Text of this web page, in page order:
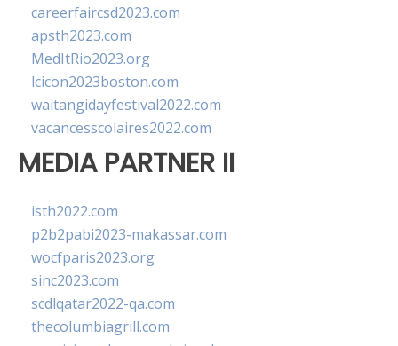
careerfaircsd2023.com
apsth2023.com
MedItRio2023.org
lcicon2023boston.com
waitangidayfestival2022.com
vacancesscolaires2022.com
MEDIA PARTNER II
isth2022.com
p2b2pabi2023-makassar.com
wocfparis2023.org
sinc2023.com
scdlqatar2022-qa.com
thecolumbiagrill.com